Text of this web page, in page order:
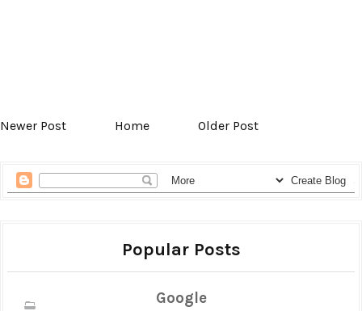
Newer Post Home Older Post
Popular Posts
Google